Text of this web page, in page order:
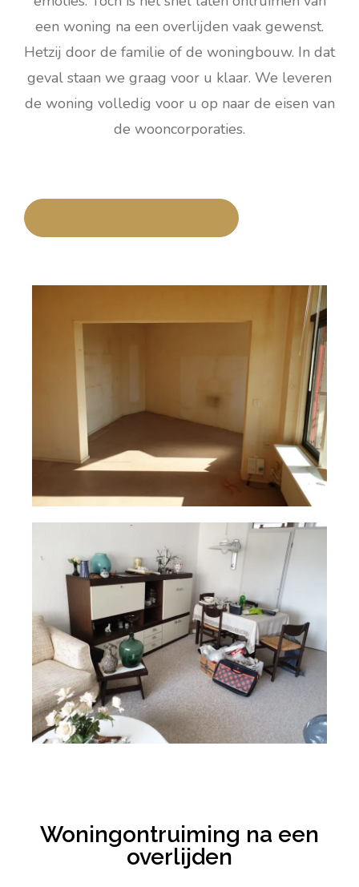
een woning na een overlijden vaak gewenst.
Hetzij door de familie of de woningbouw. In dat
geval staan we graag voor u klaar. We leveren
de woning volledig voor u op naar de eisen van
de wooncorporaties.
Woningontruiming na een
overlijden